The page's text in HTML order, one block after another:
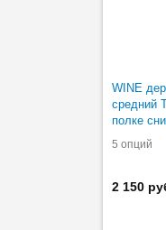
WINE
средний
полке
5 опций
2 150